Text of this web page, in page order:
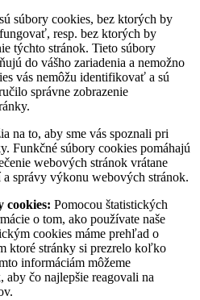
sú súbory cookies, bez ktorých by
resp. bez ktorých by
týchto stránok. Tieto súbory
do vášho zariadenia a nemožno
vás nemôžu identifikovať a sú
správne zobrazenie
na to, aby sme vás spoznali pri
Funkčné súbory cookies pomáhajú
webových stránok vrátane
a správy výkonu webových stránok.
cookies: Pomocou štatistických
o tom, ako používate naše
cookies máme prehľad o
ktoré stránky si prezrelo koľko
informáciám môžeme
čo najlepšie reagovali na